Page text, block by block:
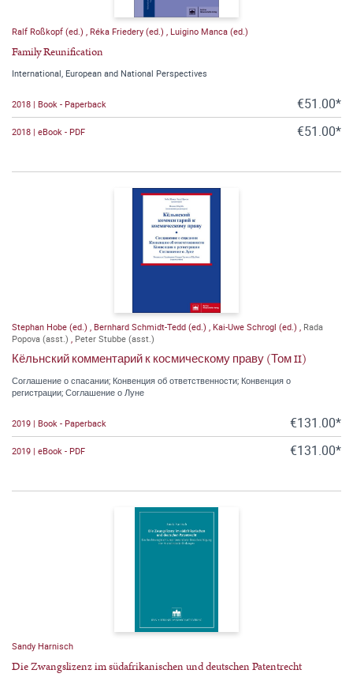
Ralf Roßkopf (ed.) , Réka Friedery (ed.) , Luigino Manca (ed.)
Family Reunification
International, European and National Perspectives
2018 | Book - Paperback €51.00*
2018 | eBook - PDF €51.00*
Stephan Hobe (ed.) , Bernhard Schmidt-Tedd (ed.) , Kai-Uwe Schrogl (ed.) , Rada
Popova (asst.) , Peter Stubbe (asst.)
Кёльнский комментарий к космическому праву (Том II)
Соглашение о спасании; Конвенция об ответственности; Конвенция о
регистрации; Соглашение о Луне
2019 | Book - Paperback €131.00*
2019 | eBook - PDF €131.00*
Sandy Harnisch
Die Zwangslizenz im südafrikanischen und deutschen Patentrecht